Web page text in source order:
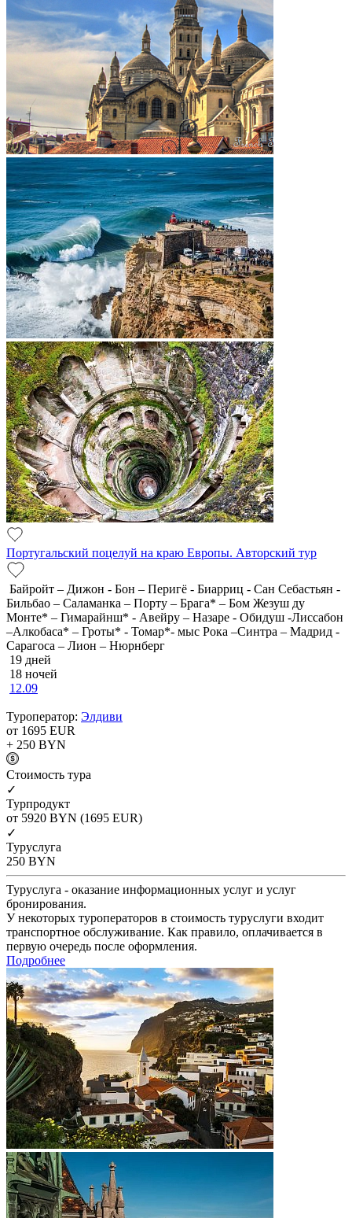
Португальский поцелуй на краю Европы. Авторский тур
Байройт – Дижон - Бон – Перигё - Биарриц - Сан Себастьян -
Бильбао – Саламанка – Порту – Брага* – Бом Жезуш ду
Монте* – Гимарайнш* - Авейру – Назаре - Обидуш -Лиссабон
–Алкобаса* – Гроты* - Томар*- мыс Рока –Синтра – Мадрид -
Сарагоса – Лион – Нюрнберг
19 дней
18 ночей
12.09
Туроператор: Элдиви
от 1695 EUR
+ 250 BYN
Cтоимость тура
✓
Турпродукт
от 5920 BYN (1695 EUR)
✓
Туруслуга
250 BYN
Туруслуга - оказание информационных услуг и услуг
бронирования.
У некоторых туроператоров в стоимость туруслуги входит
транспортное обслуживание. Как правило, оплачивается в
первую очередь после оформления.
Подробнее